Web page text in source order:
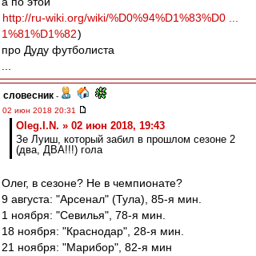
http://ru-wiki.org/wiki/%D0%94%D1%83%D0 ...
1%81%D1%82)
про Дуду футболиста
словесник -
02 июн 2018 20:31
Oleg.I.N. » 02 июн 2018, 19:43
Зе Луиш, который забил в прошлом сезоне 2
(два, ДВА!!!) гола
Олег, в сезоне? Не в чемпионате?
9 августа: "Арсенал" (Тула), 85-я мин.
1 ноября: "Севилья", 78-я мин.
18 ноября: "Краснодар", 28-я мин.
21 ноября: "Марибор", 82-я мин